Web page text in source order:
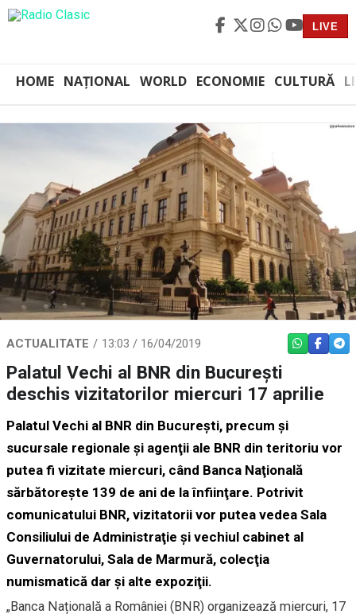
LIVE
HOME NAȚIONAL WORLD ECONOMIE CULTURĂ
ACTUALITATE 13:03 / 16/04/2019 WHATSAPP
Palatul Vechi al BNR din Bucureşti
deschis vizitatorilor miercuri 17 aprilie
Palatul Vechi al BNR din Bucureşti, precum şi
sucursale regionale şi agenţii ale BNR din teritoriu vor
putea fi vizitate miercuri, când Banca Naţională
sărbătoreşte 139 de ani de la înfiinţare. Potrivit
comunicatului BNR, vizitatorii vor putea vedea Sala
Consiliului de Administraţie şi vechiul cabinet al
Guvernatorului, Sala de Marmură, colecţia
numismatică dar şi alte expoziţii.
„Banca Națională a României (BNR) organizează miercuri, 17